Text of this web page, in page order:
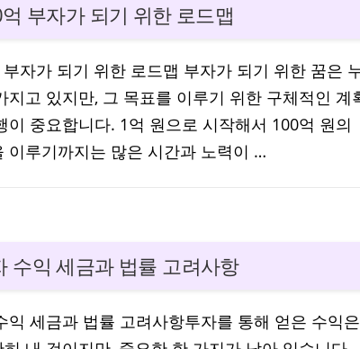
부자가 되기 위한 로드맵
부자가 되기 위한 로드맵 부자가 되기 위한 꿈은
지고 있지만, 그 목표를 이루기 위한 구체적인 계
이 중요합니다. 1억 원으로 시작해서 100억 원의
이루기까지는 많은 시간과 노력이 …
수익 세금과 법률 고려사항
익 세금과 법률 고려사항투자를 통해 얻은 수익은